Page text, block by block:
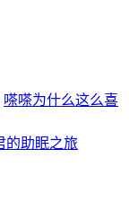
嗏嗏为什么这么喜
的助眠之旅